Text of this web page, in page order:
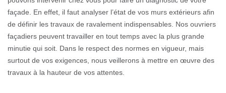
façade. En effet, il faut analyser l’état de vos murs extérieurs afin
de définir les travaux de ravalement indispensables. Nos ouvriers
façadiers peuvent travailler en tout temps avec la plus grande
minutie qui soit. Dans le respect des normes en vigueur, mais
surtout de vos exigences, nous veillerons à mettre en œuvre des
travaux à la hauteur de vos attentes.